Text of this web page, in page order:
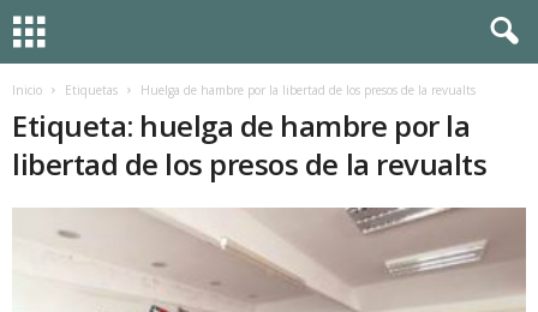
Inicio Etiquetas Huelga de hambre por la libertad de los presos de la revualts
Etiqueta: huelga de hambre por la
libertad de los presos de la revualts